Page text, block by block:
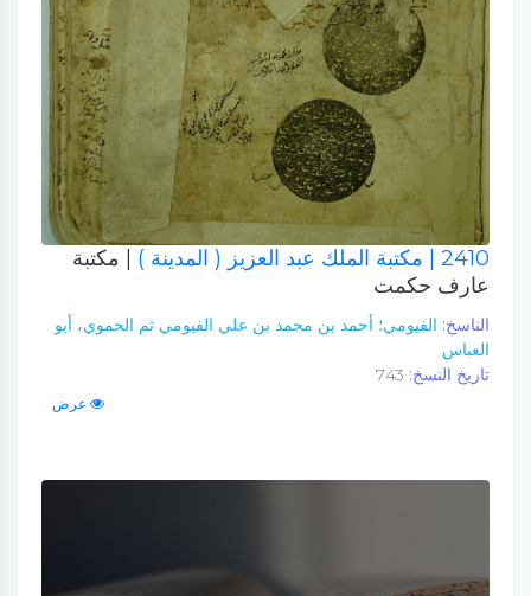
2410 | مكتبة الملك عبد العزيز ( المدينة ) | مكتبة
عارف حكمت
الناسخ: الفيومي؛ أحمد بن محمد بن علي الفيومي ثم الحموي، أبو
العباس
تاريخ النسخ:
عرض